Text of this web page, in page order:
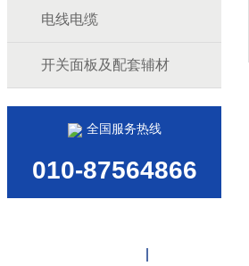
电线电缆
开关面板及配套辅材
全国服务热线
010-87564866